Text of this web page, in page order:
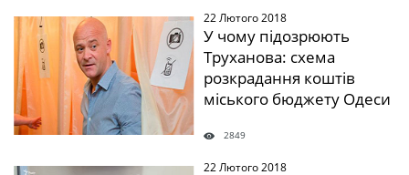
" /> 22 Лютого 2018
У чому підозрюють
Труханова: схема
розкрадання коштів
міського бюджету Одеси
2849
22 Лютого 2018